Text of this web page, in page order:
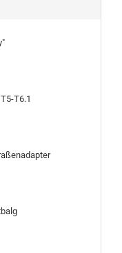
T6.1